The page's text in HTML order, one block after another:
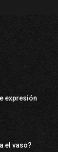
expresión
el vaso?